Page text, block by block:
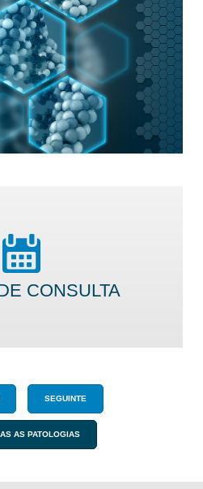
CONSULTA
SEGUINTE
AS PATOLOGIAS